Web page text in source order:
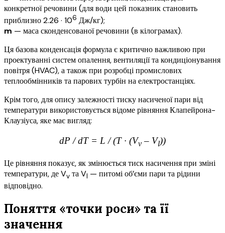
конкретної речовини (для води цей показник становить
приблизно 2.26 · 106 Дж/кг);
m — маса сконденсованої речовини (в кілограмах).
Ця базова конденсація формула є критично важливою при
проектуванні систем опалення, вентиляції та кондиціонування
повітря (HVAC), а також при розробці промислових
теплообмінників та парових турбін на електростанціях.
Крім того, для опису залежності тиску насиченої пари від
температури використовується відоме рівняння Клапейрона-
Клаузіуса, яке має вигляд:
dP / dT = L / (T · (Vv – Vl))
Це рівняння показує, як змінюється тиск насичення при зміні
температури, де Vv та Vl — питомі об’єми пари та рідини
відповідно.
Поняття «точки роси» та її
значення